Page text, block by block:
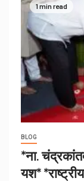
1 min read
BLOG
*ना.
यश*